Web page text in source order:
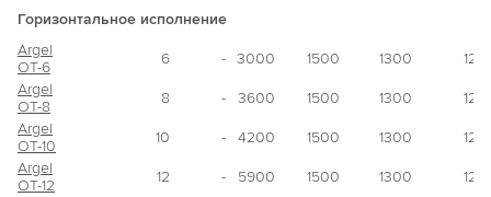
Горизонтальное исполнение
Argel
OT-6
6 - 3000 1500 1300
Argel
OT-8
8 - 3600 1500 1300
Argel
OT-10
10 - 4200 1500 1300
Argel
OT-12
12 - 5900 1500 1300